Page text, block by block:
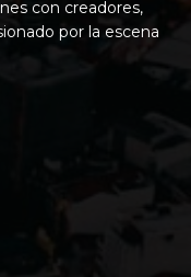
con creadores,
por la escena